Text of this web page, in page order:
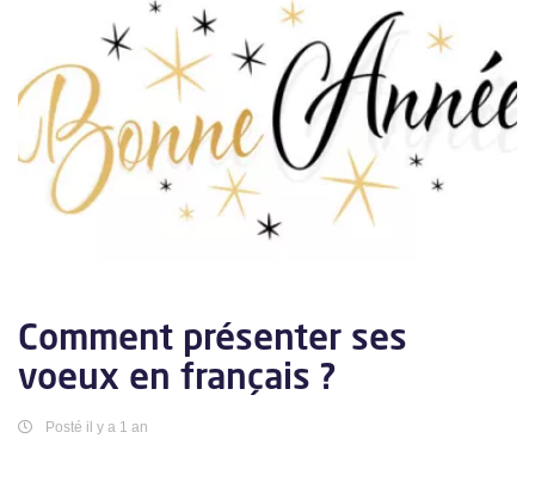
Comment présenter ses
voeux en français ?
Posté il y a 1 an